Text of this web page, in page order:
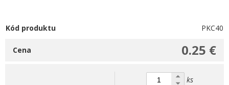
Kód produktu PKC40
0.25 €
Cena
ks